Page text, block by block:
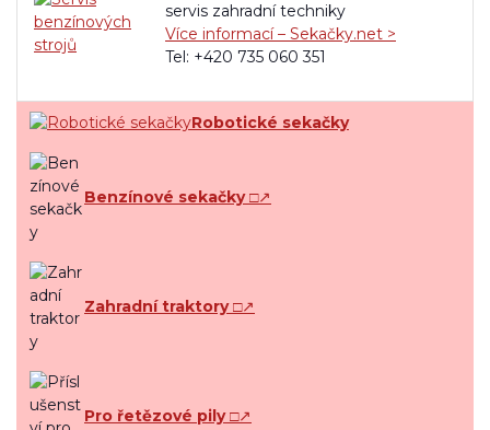
servis zahradní techniky
Více informací – Sekačky.net >
Tel: +420 735 060 351
Robotické sekačky
Benzínové sekačky□↗
Zahradní traktory□↗
Pro řetězové pily□↗